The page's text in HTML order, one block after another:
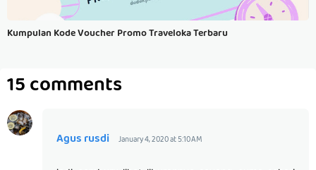
Kumpulan Kode Voucher Promo Traveloka Terbaru
15 comments
Agus rusdi January 4, 2020 at 5:10 AM